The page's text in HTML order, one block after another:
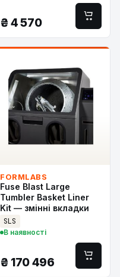
₴ 4 570
FORMLABS
Fuse Blast Large
Tumbler Basket Liner
Kit — змінні вкладки
SLS
В наявності
₴ 170 496